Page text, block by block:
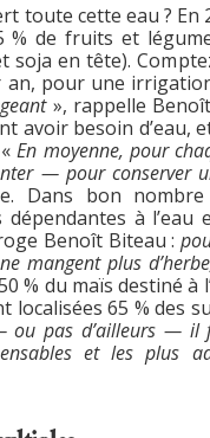
toute cette eau ?
% de fruits et
soja en tête).
an, pour une
», rappelle
avoir besoin d’eau,
«En moyenne, pour
— pour conserver
Dans bon
à l’eau
Benoît Biteau :
mangent plus
% du maïs destiné
localisées 65 % des
ou pas d’ailleurs — il
et les plus